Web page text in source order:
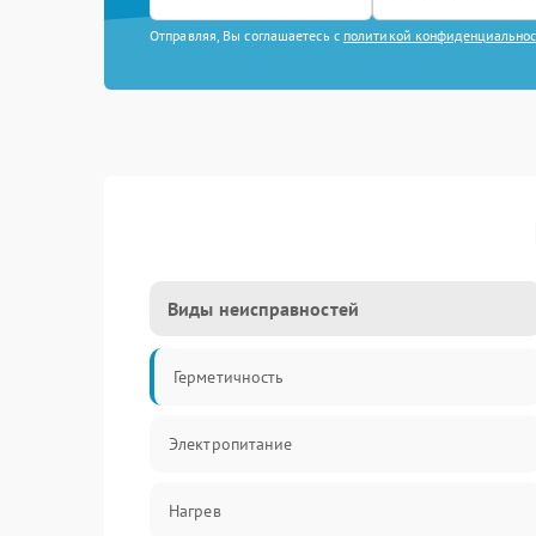
Отправляя, Вы соглашаетесь с политикой
Виды неисправностей
Герметичность
Электропитание
Нагрев